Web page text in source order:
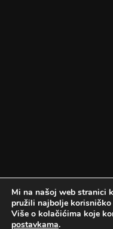
Mi na našoj web stranici
pružili najbolje
Više o kolačićima koje
postavkama.